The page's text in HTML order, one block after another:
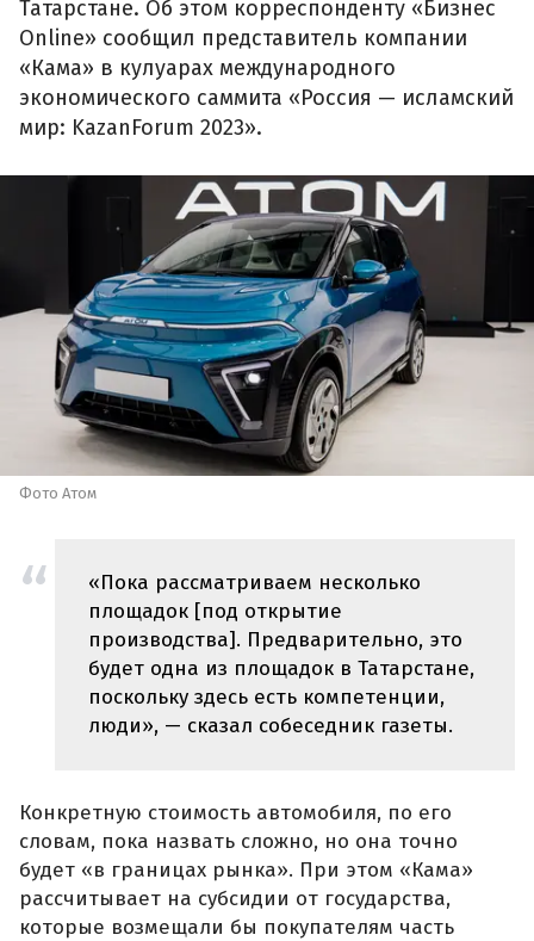
Татарстане. Об этом корреспонденту «Бизнес
Online» сообщил представитель компании
«Кама» в кулуарах международного
экономического саммита «Россия — исламский
мир: KazanForum 2023».
Фото Атом
«Пока рассматриваем несколько
площадок [под открытие
производства]. Предварительно, это
будет одна из площадок в Татарстане,
поскольку здесь есть компетенции,
люди», — сказал собеседник газеты.
Конкретную стоимость автомобиля, по его
словам, пока назвать сложно, но она точно
будет «в границах рынка». При этом «Кама»
рассчитывает на субсидии от государства,
которые возмещали бы покупателям часть